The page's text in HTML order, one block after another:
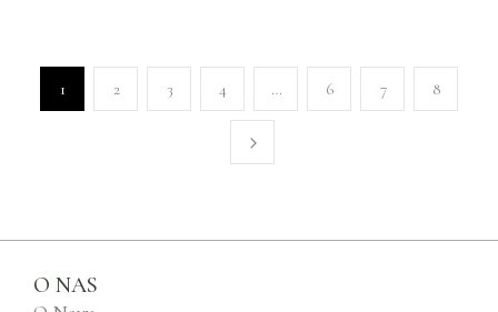
1 2 3 4 … 6 7 8
O NAS